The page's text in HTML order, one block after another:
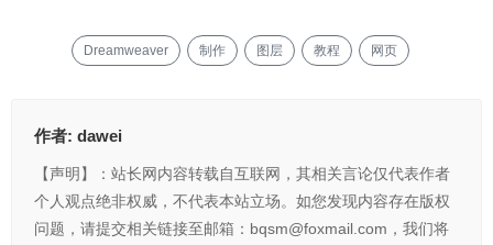
Dreamweaver 制作 图层 教程 网页
作者: dawei
【声明】：站长网内容转载自互联网，其相关言论仅代表作者
个人观点绝非权威，不代表本站立场。如您发现内容存在版权
问题，请提交相关链接至邮箱：bqsm@foxmail.com，我们将